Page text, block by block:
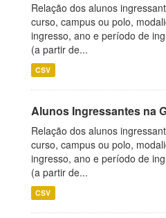
Relação dos alunos
curso, campus ou polo,
ingresso, ano e período de
(a partir de...
CSV
Alunos Ingressantes na
Relação dos alunos
curso, campus ou polo,
ingresso, ano e período de
(a partir de...
CSV